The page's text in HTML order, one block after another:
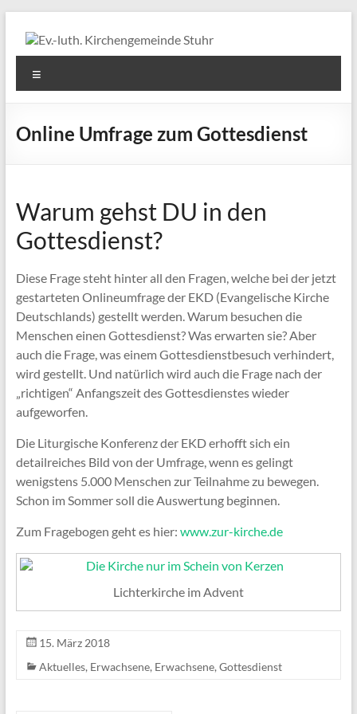
Inhalt
Ev.-
luth.
Kirchengemeinde
Online Umfrage zum Gottesdienst
Warum gehst DU in den
Gottesdienst?
Diese Frage steht hinter all den Fragen, welche bei der jetzt
gestarteten Onlineumfrage der EKD (Evangelische Kirche
Deutschlands) gestellt werden. Warum besuchen die
Menschen einen Gottesdienst? Was erwarten sie? Aber
auch die Frage, was einem Gottesdienstbesuch verhindert,
wird gestellt. Und natürlich wird auch die Frage nach der
„richtigen“ Anfangszeit des Gottesdienstes wieder
aufgeworfen.
Die Liturgische Konferenz der EKD erhofft sich ein
detailreiches Bild von der Umfrage, wenn es gelingt
wenigstens 5.000 Menschen zur Teilnahme zu bewegen.
Schon im Sommer soll die Auswertung beginnen.
Zum Fragebogen geht es hier: www.zur-kirche.de
Lichterkirche im Advent
15. März 2018
Aktuelles, Erwachsene, Erwachsene, Gottesdienst